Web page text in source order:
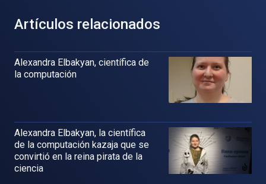
Artículos relacionados
Alexandra Elbakyan, científica de
la computación
Alexandra Elbakyan, la científica
de la computación kazaja que se
convirtió en la reina pirata de la
ciencia